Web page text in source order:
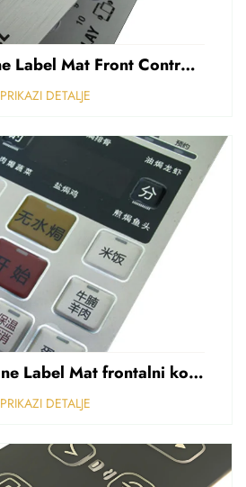
Gloss membrane Label Mat Front Control Panel Sticker Refuziran polikarbonat Grafički prekriven
PRIKAZI DETALJE
Glossy membrane Label Mat frontalni kontrolni panel Sticker Refuziran polikarbonat Grafički preklapanje
PRIKAZI DETALJE